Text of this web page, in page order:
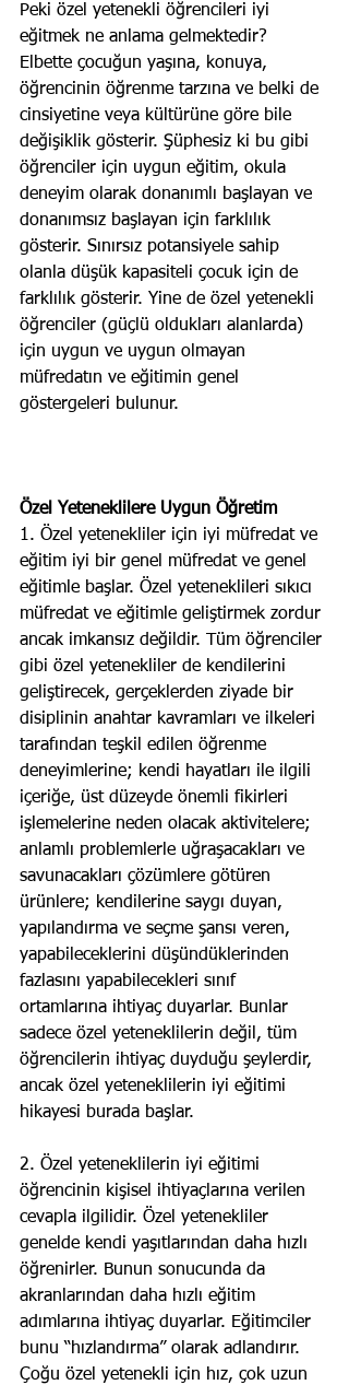
Peki özel yetenekli öğrencileri iyi
eğitmek ne anlama gelmektedir?
Elbette çocuğun yaşına, konuya,
öğrencinin öğrenme tarzına ve belki de
cinsiyetine veya kültürüne göre bile
değişiklik gösterir. Şüphesiz ki bu gibi
öğrenciler için uygun eğitim, okula
deneyim olarak donanımlı başlayan ve
donanımsız başlayan için farklılık
gösterir. Sınırsız potansiyele sahip
olanla düşük kapasiteli çocuk için de
farklılık gösterir. Yine de özel yetenekli
öğrenciler (güçlü oldukları alanlarda)
için uygun ve uygun olmayan
müfredatın ve eğitimin genel
göstergeleri bulunur.
Özel Yeteneklilere Uygun Öğretim
1. Özel yetenekliler için iyi müfredat ve
eğitim iyi bir genel müfredat ve genel
eğitimle başlar. Özel yeteneklileri sıkıcı
müfredat ve eğitimle geliştirmek zordur
ancak imkansız değildir. Tüm öğrenciler
gibi özel yetenekliler de kendilerini
geliştirecek, gerçeklerden ziyade bir
disiplinin anahtar kavramları ve ilkeleri
tarafından teşkil edilen öğrenme
deneyimlerine; kendi hayatları ile ilgili
içeriğe, üst düzeyde önemli fikirleri
işlemelerine neden olacak aktivitelere;
anlamlı problemlerle uğraşacakları ve
savunacakları çözümlere götüren
ürünlere; kendilerine saygı duyan,
yapılandırma ve seçme şansı veren,
yapabileceklerini düşündüklerinden
fazlasını yapabilecekleri sınıf
ortamlarına ihtiyaç duyarlar. Bunlar
sadece özel yeteneklilerin değil, tüm
öğrencilerin ihtiyaç duyduğu şeylerdir,
ancak özel yeteneklilerin iyi eğitimi
hikayesi burada başlar.
2. Özel yeteneklilerin iyi eğitimi
öğrencinin kişisel ihtiyaçlarına verilen
cevapla ilgilidir. Özel yetenekliler
genelde kendi yaşıtlarından daha hızlı
öğrenirler. Bunun sonucunda da
akranlarından daha hızlı eğitim
adımlarına ihtiyaç duyarlar. Eğitimciler
bunu “hızlandırma” olarak adlandırır.
Çoğu özel yetenekli için hız, çok uzun